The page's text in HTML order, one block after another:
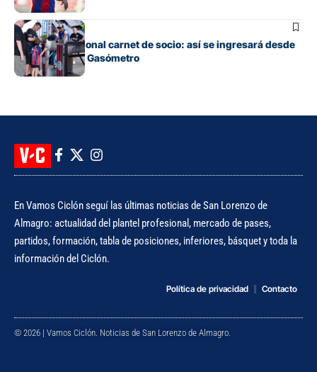
Institucional
Adiós al tradicional carnet de socio: así se ingresará desde
ahora al Nuevo Gasómetro
En Vamos Ciclón seguí las últimas noticias de San Lorenzo de
Almagro: actualidad del plantel profesional, mercado de pases,
partidos, formación, tabla de posiciones, inferiores, básquet y toda la
información del Ciclón.
Política de privacidad Contacto
© 2026 | Vamos Ciclón. Noticias de San Lorenzo de Almagro.